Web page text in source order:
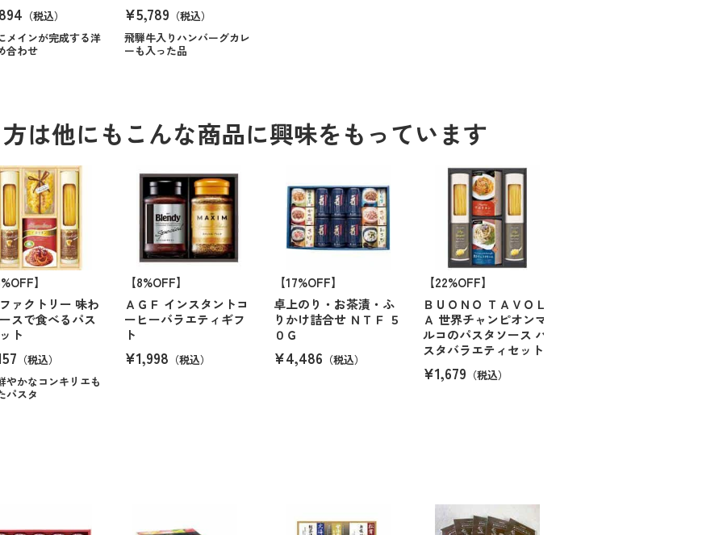
（税込）
メインが完成する洋
合わせ
¥5,789 （税込）
飛騨牛入りハンバーグカレ
ーも入った品
は他にもこんな商品に興味をもっています
】
ァクトリー 味わ
スで食べるパス
ト
（税込）
やかなコンキリエも
パスタ
【8%OFF】
ＡＧＦ インスタントコ
ーヒーバラエティギフ
ト
¥1,998 （税込）
【17%OFF】
卓上のり・お茶漬・ふ
りかけ詰合せ ＮＴＦ ５
０Ｇ
¥4,486 （税込）
【22%OFF】
ＢＵＯＮＯ ＴＡＶＯＬ
Ａ 世界チャンピオンマ
ルコのパスタソース パ
スタバラエティセット
¥1,679 （税込）